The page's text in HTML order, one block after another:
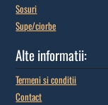
Sosuri
Supe/ciorbe
Alte informatii:
Termeni si conditii
Contact